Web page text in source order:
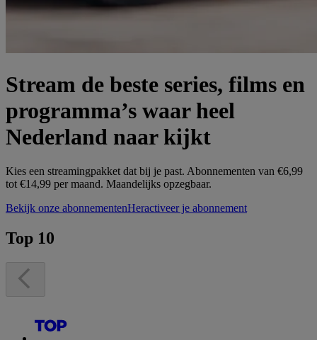
Stream de beste series, films en
programma’s waar heel
Nederland naar kijkt
Kies een streamingpakket dat bij je past. Abonnementen van €6,99
tot €14,99 per maand. Maandelijks opzegbaar.
Bekijk onze abonnementenHeractiveer je abonnement
Top 10